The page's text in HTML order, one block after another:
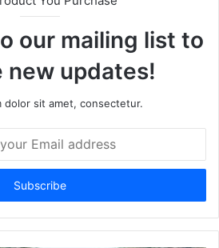
our mailing list to
new updates!
dolor sit amet, consectetur.